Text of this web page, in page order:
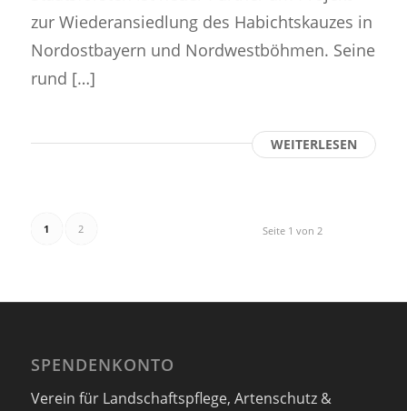
zur Wiederansiedlung des Habichtskauzes in
Nordostbayern und Nordwestböhmen. Seine
rund […]
WEITERLESEN
Seite 1 von 2
1 2
SPENDENKONTO
Verein für Landschaftspflege, Artenschutz &